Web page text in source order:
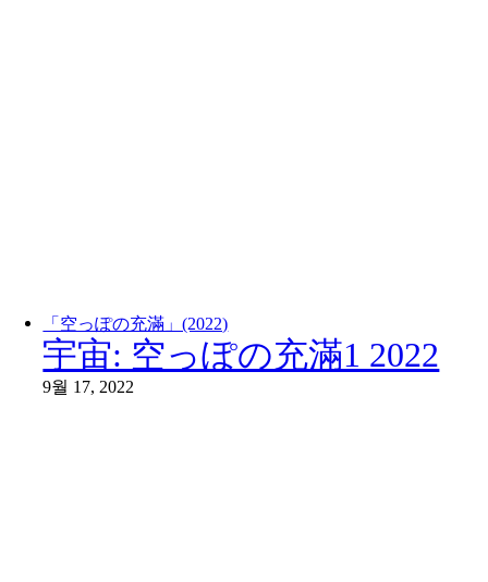
「空っぽの充滿」(2022)
宇宙: 空っぽの充滿1 2022
9월 17, 2022